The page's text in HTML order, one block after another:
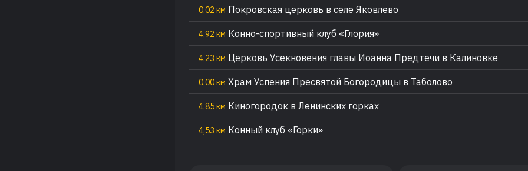
0,02 км Покровская церковь в селе Яковлево
4,92 км Конно-спортивный клуб «Глория»
4,23 км Церковь Усекновения главы Иоанна Предтечи в Калиновке
0,00 км Храм Успения Пресвятой Богородицы в Таболово
4,85 км Киногородок в Ленинских горках
4,53 км Конный клуб «Горки»